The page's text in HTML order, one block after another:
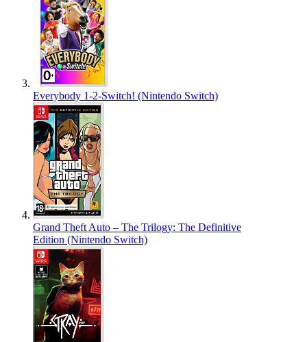
Everybody 1-2-Switch! (Nintendo Switch)
Grand Theft Auto – The Trilogy: The Definitive
Edition (Nintendo Switch)